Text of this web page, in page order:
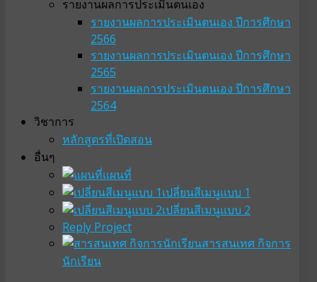
รายงานผลการประเมินตนเอง
รายงานผลการประเมินตนเอง ปีการศึกษา
2566
รายงานผลการประเมินตนเอง ปีการศึกษา
2565
รายงานผลการประเมินตนเอง ปีการศึกษา
2564
วิชาการ
หลักสูตรที่เปิดสอน
อื่นๆ
แผนที่
เปลี่ยนสีเมนูแบบ 1
เปลี่ยนสีเมนูแบบ 2
Reply Project
สารสนเทศ กิจการ
นักเรียน